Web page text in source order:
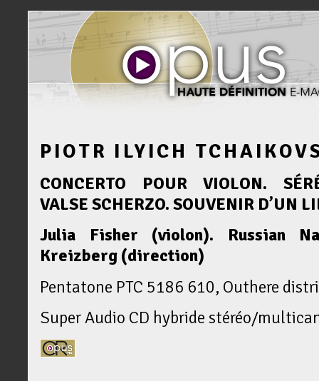
PIOTR ILYICH
CONCERTO POUR VIOLON.
VALSE SCHERZO. SOUVENIR D’UN
Julia Fisher (violon). Russian
Kreizberg (direction)
Pentatone PTC 5186 610, Outhere
Super Audio CD hybride stéréo/